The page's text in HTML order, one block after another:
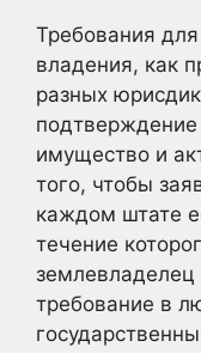
Требования для
владения, как
разных
подтверждение
имущество и
того, чтобы
каждом штате
течение
требование в